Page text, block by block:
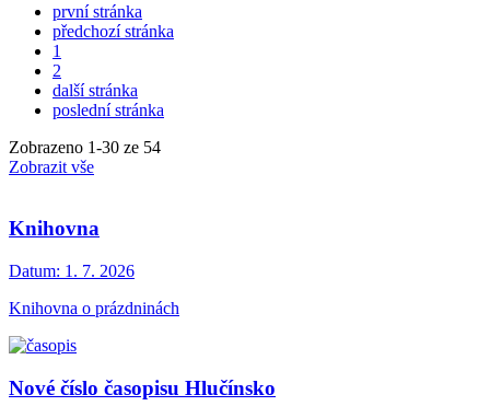
první stránka
předchozí stránka
1
2
další stránka
poslední stránka
Zobrazeno 1-30 ze 54
Zobrazit vše
Knihovna
Datum: 1. 7. 2026
Knihovna o prázdninách
Nové číslo časopisu Hlučínsko